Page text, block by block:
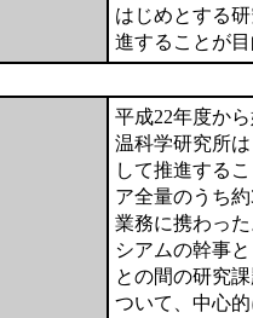
はじめとする
進することが
平成22年度か
温科学研究所
して推進する
ア全量のうち
業務に携わっ
シアムの幹事
との間の研究
ついて、中心